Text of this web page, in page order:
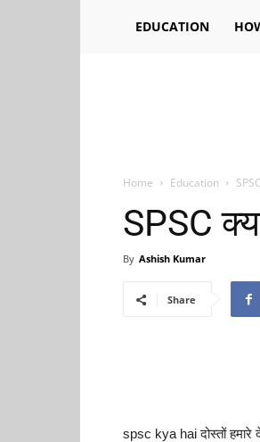
EDUCATION
Home Education
SPSC
By Ashish Kumar
Share
spsc kya hai दोस्तों